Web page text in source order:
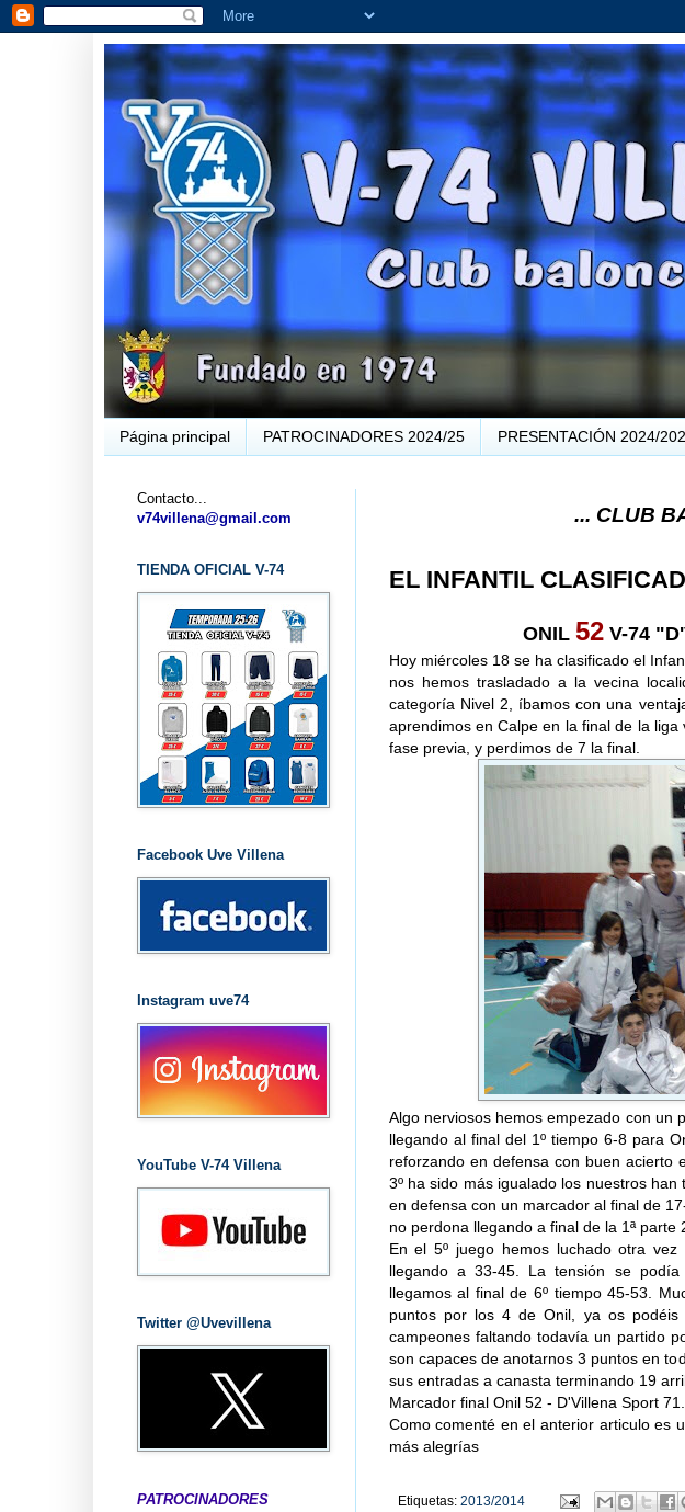
Página principal PATROCINADORES 2024/25 PRESENTACIÓN 2024/
... CLUB
EL INFANTIL
ONIL 52 V-74
Hoy miércoles 18 se ha clasificado el
nos hemos trasladado a la vecina
categoría Nivel 2, íbamos con una
aprendimos en Calpe en la final de la
fase previa, y perdimos de 7 la final.
Algo nerviosos hemos empezado con un
llegando al final del 1º tiempo 6-8 para
reforzando en defensa con buen acierto
3º ha sido más igualado los nuestros
en defensa con un marcador al final de
no perdona llegando a final de la 1ª parte
En el 5º juego hemos luchado otra
llegando a 33-45. La tensión se
llegamos al final de 6º tiempo 45-53.
puntos por los 4 de Onil, ya os
campeones faltando todavía un partido
son capaces de anotarnos 3 puntos en
sus entradas a canasta terminando 19
Marcador final Onil 52 - D'Villena Sport 71.
Como comenté en el anterior articulo es
más alegrías
Etiquetas: 2013/2014
Contacto...
v74villena@gmail.com
TIENDA OFICIAL V-74
Facebook Uve Villena
Instagram uve74
YouTube V-74 Villena
Twitter @Uvevillena
PATROCINADORES